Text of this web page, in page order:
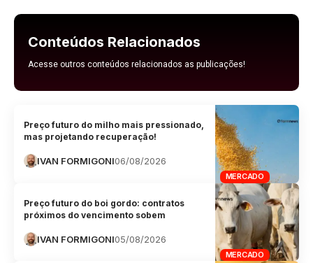
Conteúdos Relacionados
Acesse outros conteúdos relacionados as publicações!
MERCADO
Preço futuro do milho mais pressionado,
mas projetando recuperação!
IVAN FORMIGONI06/08/2026
MERCADO
Preço futuro do boi gordo: contratos
próximos do vencimento sobem
IVAN FORMIGONI05/08/2026